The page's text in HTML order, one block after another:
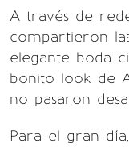
A través de
compartieron
elegante boda
bonito look de
no pasaron
Para el gran